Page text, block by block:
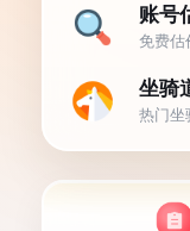
账号
免费估
坐骑
热门坐